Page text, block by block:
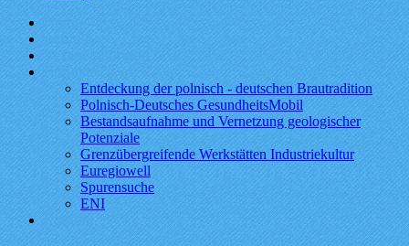
Home
Aktuell
Veranstaltungen
Projekte
Entdeckung der polnisch - deutschen Brautradition
Polnisch-Deutsches GesundheitsMobil
Bestandsaufnahme und Vernetzung geologischer
Potenziale
Grenzübergreifende Werkstätten Industriekultur
Euregiowell
Spurensuche
ENI
Kontakt